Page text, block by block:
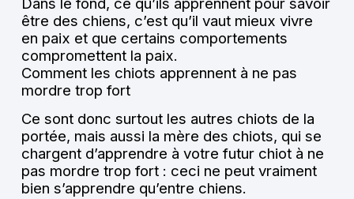
être des chiens, c’est qu’il vaut mieux vivre
en paix et que certains comportements
compromettent la paix.
Comment les chiots apprennent à ne pas
mordre trop fort
Ce sont donc surtout les autres chiots de la
portée, mais aussi la mère des chiots, qui se
chargent d’apprendre à votre futur chiot à ne
pas mordre trop fort : ceci ne peut vraiment
bien s’apprendre qu’entre chiens.